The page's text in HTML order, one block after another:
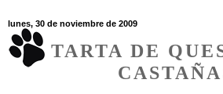
lunes, 30 de noviembre de 2009
TARTA DE